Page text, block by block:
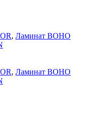
, Ламинат BOHO
, Ламинат BOHO